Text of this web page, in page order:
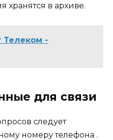
хранятся в архиве.
Телеком -
для связи
следует
номеру телефона .